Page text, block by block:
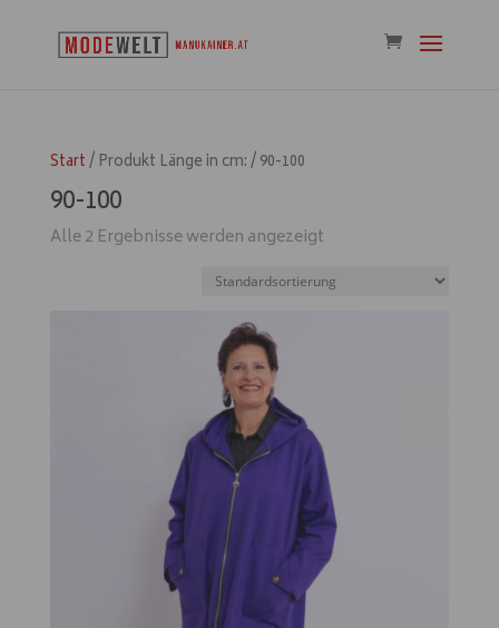
Start/ Produkt Länge in cm: / 90-100
90-100
Alle 2 Ergebnisse werden angezeigt